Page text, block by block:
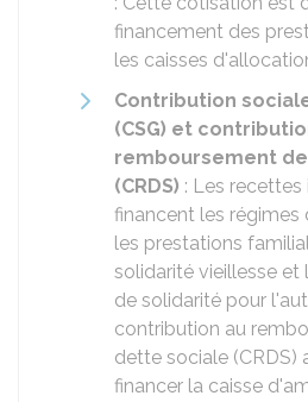
financement des
les caisses
Contribution
(CSG) et
remboursement
(CRDS) : Les recettes
financent les régimes
les prestations
solidarité vieillesse et
de solidarité pour
contribution au
dette sociale (CRDS)
financer la caisse